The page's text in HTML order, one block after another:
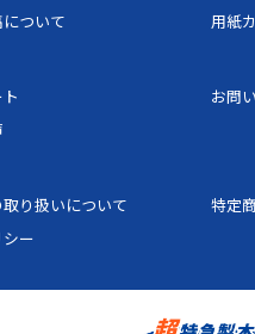
52
ついて 用紙
お問
り扱いについて 特定
ー